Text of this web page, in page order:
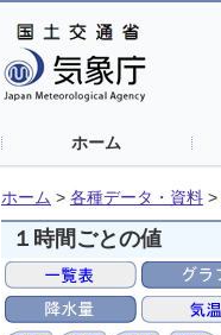
ホーム
ホーム > 各種データ・資料 >
１時間ごとの値